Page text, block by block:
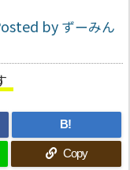
by ずーみん
B!
Copy